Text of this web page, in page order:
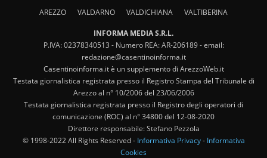
AREZZO VALDARNO VALDICHIANA VALTIBERINA
INFORMA MEDIA S.R.L.
P.IVA: 02378340513 - Numero REA: AR-206189 - email:
redazione@casentinoinforma.it
Casentinoinforma.it è un supplemento di ArezzoWeb.it
Testata giornalistica registrata presso il Registro Stampa del Tribunale di
Arezzo al n° 10/2006 del 23/06/2006
Testata giornalistica registrata presso il Registro degli operatori di
comunicazione (ROC) al n° 34800 del 12-08-2020
Direttore responsabile: Stefano Pezzola
© 1998-2022 All Rights Reserved - Informativa Privacy- Informativa
Cookies